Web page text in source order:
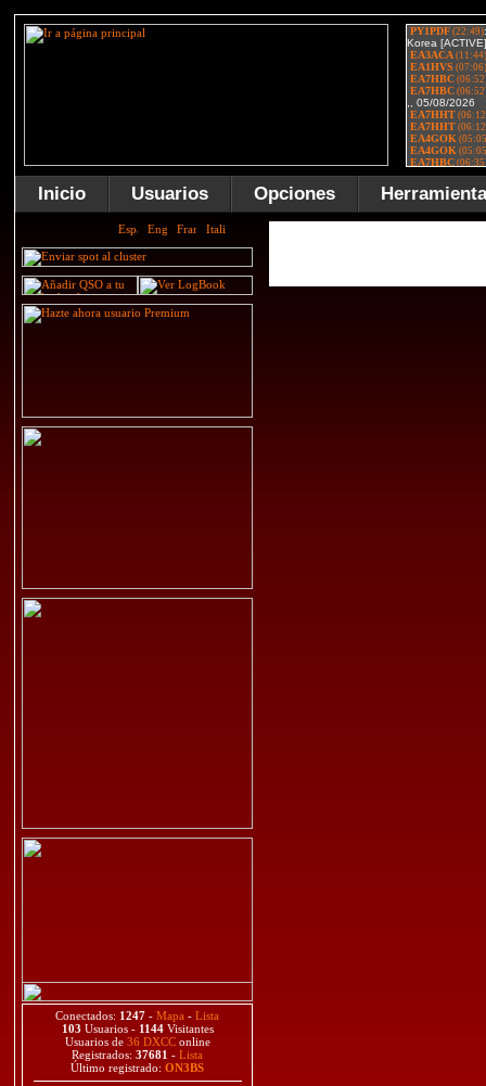
Inicio Usuarios Opciones
Conectados: 1247 - Mapa - Lista
103 Usuarios - 1144Visitantes
Usuarios de 36 DXCConline
Registrados: 37681 - Lista
Último registrado: ON3BS